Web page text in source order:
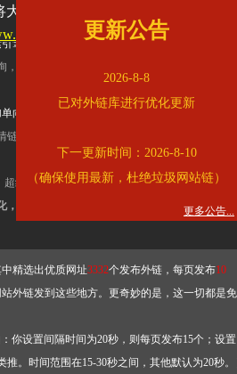
引擎优化作弊吗？ 超级外链只是一个简便而集成
，不是作弊。如果是作弊，那您可以使用超级外
向链接可行吗？
链接，您可以到站长论坛发布外链，到友情链接
超级外链不同于普通的外链，它是动态的链接，
才能获得稳定的外链
，最终使搜索引擎收录带
精选出优质网址3332个发布外链，每页发布10
外链发到这些地方。更奇妙的是，这一切都是免
你设置间隔时间为20秒，则每页发布15个；设置
推。时间范围在15-30秒之间，其他默认为20秒
幅提升流量和外链，
是否收录
更新公告
2026-8-8
已对外链库进行优化更新
下一更新时间：2026-8-10
（确保使用最新，杜绝垃圾网站链）
更多公告...